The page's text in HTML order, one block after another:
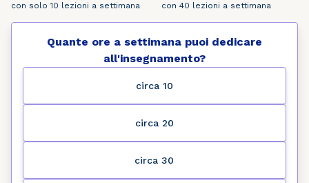
con solo 10 lezioni a settimana
con 40 lezioni a settimana
Quante ore a settimana puoi dedicare
all'insegnamento?
circa 10
circa 20
circa 30